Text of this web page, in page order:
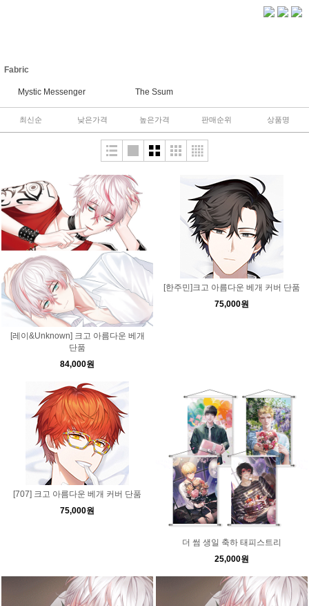
Fabric
Mystic Messenger The Ssum
최신순 낮은가격 높은가격 판매순위 상품명
[레이&Unknown] 크고 아름다운 베개
단품
84,000원
[한주민]크고 아름다운 베개 커버 단품
75,000원
[707] 크고 아름다운 베개 커버 단품
75,000원
더 썸 생일 축하 태피스트리
25,000원